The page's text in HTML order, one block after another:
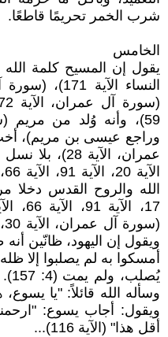
شرب الخمر تحريمًا قاطعًا.
الخامس
يقول إن المسيح كلمة
وراجع عيسى بن مريم)،
الله والروح القدس دخلا
ويقول إن اليهود، ظانّين أنه
أمسكوا به لم يصلبوا إلا
وسأله الله قائلاً: "يا
ويقول: أجاب يسوع:
أقل هذا" (الآية 116)...